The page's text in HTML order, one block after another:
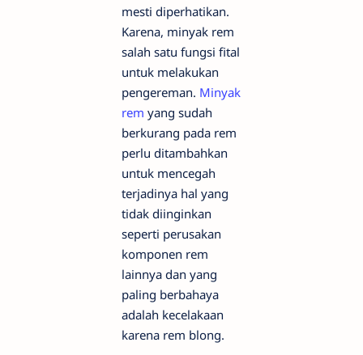
mesti diperhatikan.
Karena, minyak rem
salah satu fungsi fital
untuk melakukan
pengereman. Minyak
rem yang sudah
berkurang pada rem
perlu ditambahkan
untuk mencegah
terjadinya hal yang
tidak diinginkan
seperti perusakan
komponen rem
lainnya dan yang
paling berbahaya
adalah kecelakaan
karena rem blong.